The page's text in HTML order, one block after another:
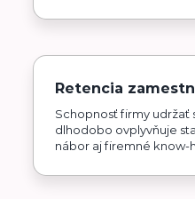
Retencia
Schopnosť firmy udržať
dlhodobo ovplyvňuje
nábor aj firemné know-